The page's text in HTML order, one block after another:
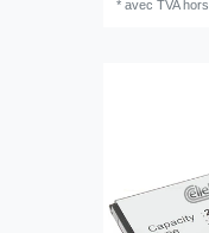
*avec TVAhors